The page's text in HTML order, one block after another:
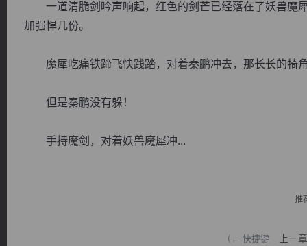
一道清脆剑吟声响起，红色的剑芒已经落在了妖兽魔
加强悍几份。
魔犀吃痛铁蹄飞快践踏，对着秦鹏冲去，那长长的犄
但是秦鹏没有躲！
手持魔剑，对着妖兽魔犀冲...
推
（← 快捷键 上一章